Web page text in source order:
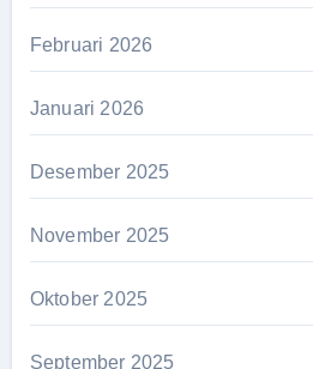
Februari 2026
Januari 2026
Desember 2025
November 2025
Oktober 2025
September 2025